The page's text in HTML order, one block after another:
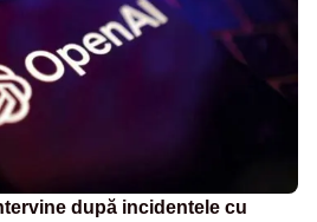
după incidentele cu